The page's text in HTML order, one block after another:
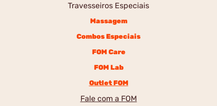
Travesseiros Especiais
Massagem
Combos Especiais
FOM Care
FOM Lab
Outlet FOM
Fale com a FOM